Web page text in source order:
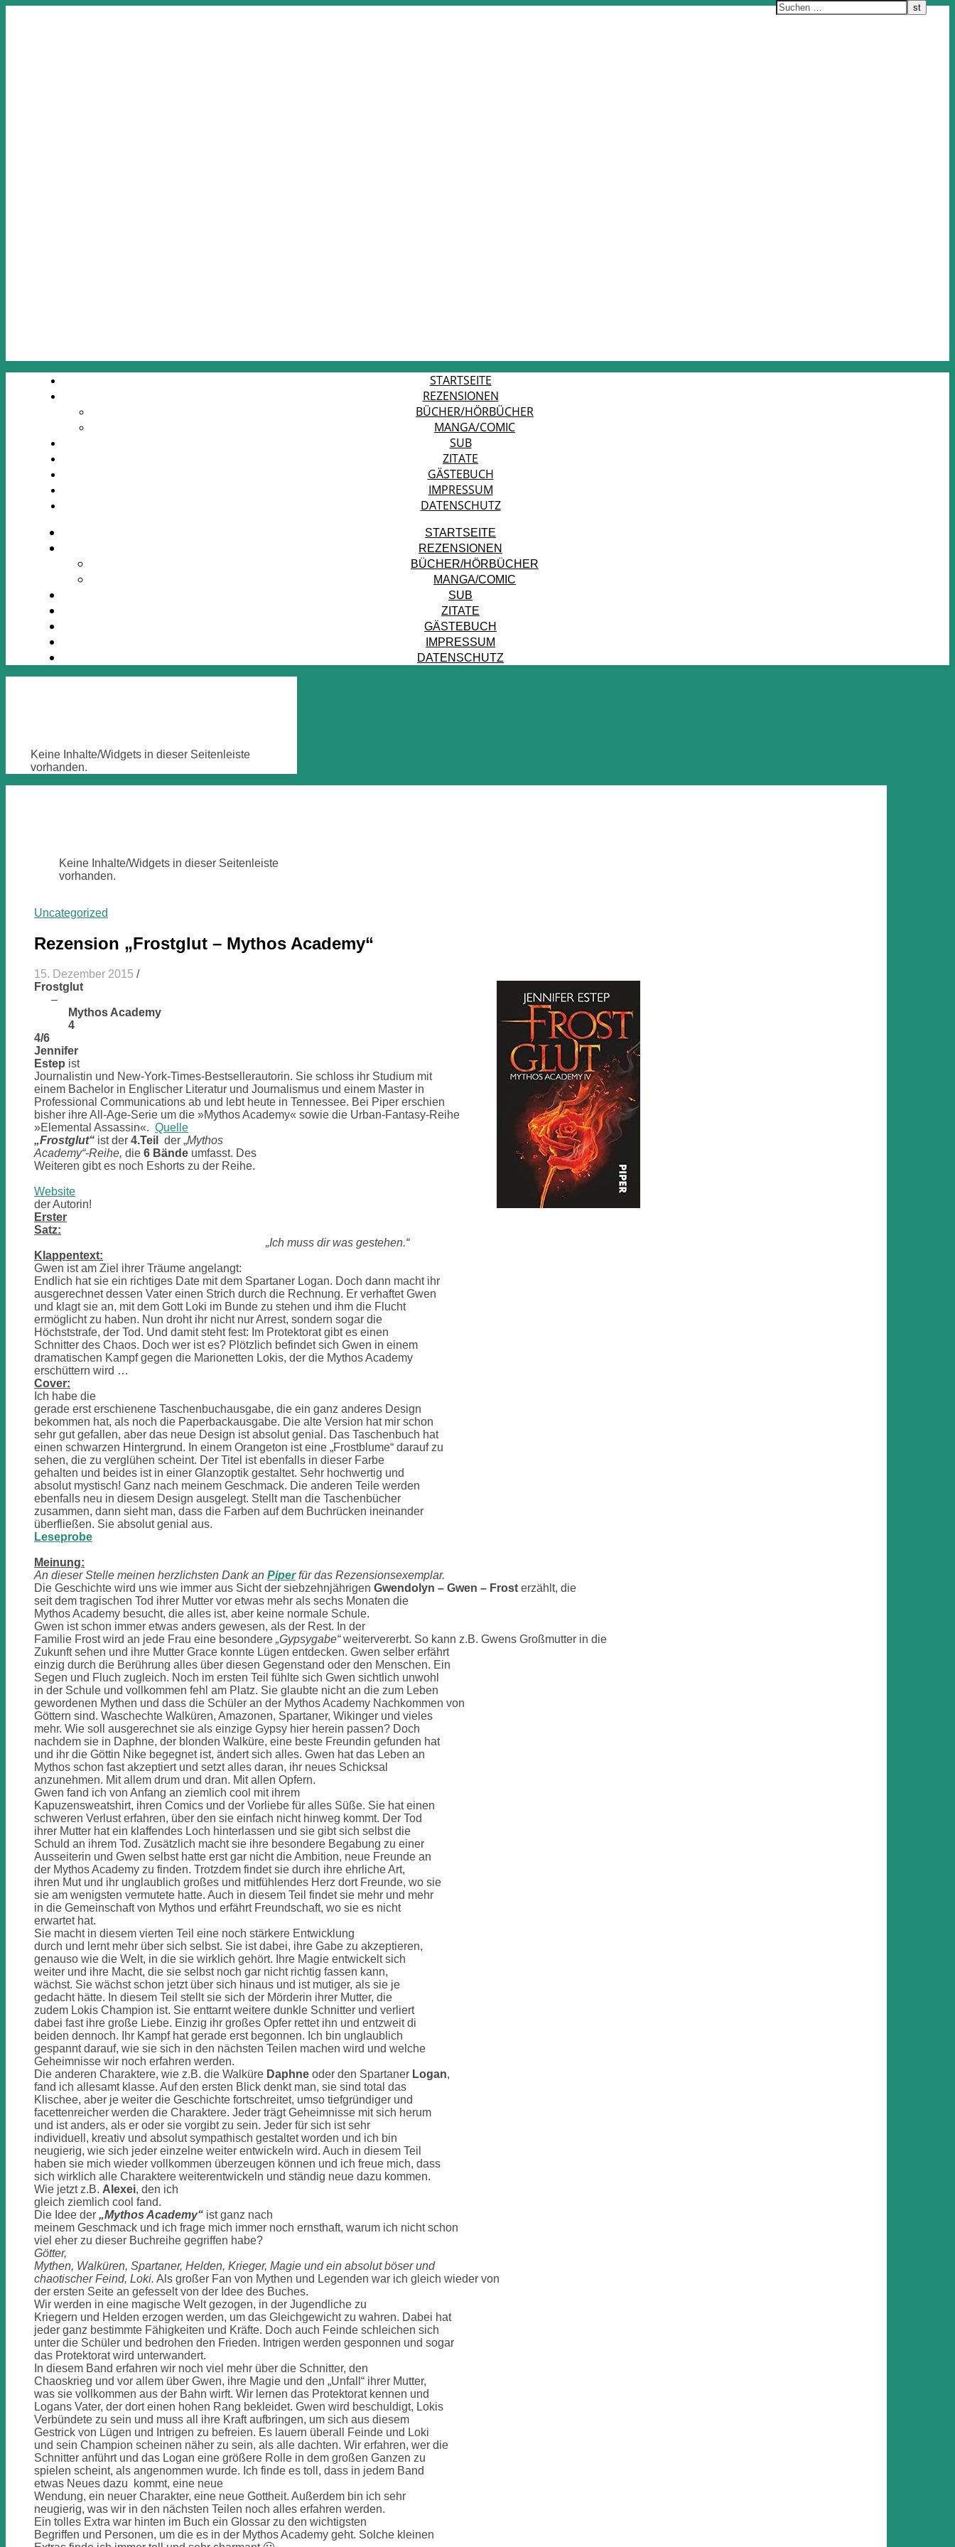
STARTSEITE
REZENSIONEN
BÜCHER/HÖRBÜCHER
MANGA/COMIC
SUB
ZITATE
GÄSTEBUCH
IMPRESSUM
DATENSCHUTZ
STARTSEITE
REZENSIONEN
BÜCHER/HÖRBÜCHER
MANGA/COMIC
SUB
ZITATE
GÄSTEBUCH
IMPRESSUM
DATENSCHUTZ
Keine Inhalte/Widgets in dieser Seitenleiste
vorhanden.
Keine Inhalte/Widgets in dieser Seitenleiste
vorhanden.
Uncategorized
Rezension „Frostglut – Mythos Academy“
15. Dezember 2015 /
Frostglut
–
Mythos Academy
4
4/6
Jennifer
Estep ist
Journalistin und New-York-Times-Bestsellerautorin. Sie schloss ihr Studium mit
einem Bachelor in Englischer Literatur und Journalismus und einem Master in
Professional Communications ab und lebt heute in Tennessee. Bei Piper erschien
bisher ihre All-Age-Serie um die »Mythos Academy« sowie die Urban-Fantasy-Reihe
»Elemental Assassin«. Quelle
„Frostglut“ ist der 4.Teil der „Mythos
Academy“-Reihe, die 6 Bände umfasst. Des
Weiteren gibt es noch Eshorts zu der Reihe.
Website
der Autorin!
Erster
Satz:
„Ich muss dir was gestehen.“
Klappentext:
Gwen ist am Ziel ihrer Träume angelangt:
Endlich hat sie ein richtiges Date mit dem Spartaner Logan. Doch dann macht ihr
ausgerechnet dessen Vater einen Strich durch die Rechnung. Er verhaftet Gwen
und klagt sie an, mit dem Gott Loki im Bunde zu stehen und ihm die Flucht
ermöglicht zu haben. Nun droht ihr nicht nur Arrest, sondern sogar die
Höchststrafe, der Tod. Und damit steht fest: Im Protektorat gibt es einen
Schnitter des Chaos. Doch wer ist es? Plötzlich befindet sich Gwen in einem
dramatischen Kampf gegen die Marionetten Lokis, der die Mythos Academy
erschüttern wird …
Cover:
Ich habe die
gerade erst erschienene Taschenbuchausgabe, die ein ganz anderes Design
bekommen hat, als noch die Paperbackausgabe. Die alte Version hat mir schon
sehr gut gefallen, aber das neue Design ist absolut genial. Das Taschenbuch hat
einen schwarzen Hintergrund. In einem Orangeton ist eine „Frostblume“ darauf zu
sehen, die zu verglühen scheint. Der Titel ist ebenfalls in dieser Farbe
gehalten und beides ist in einer Glanzoptik gestaltet. Sehr hochwertig und
absolut mystisch! Ganz nach meinem Geschmack. Die anderen Teile werden
ebenfalls neu in diesem Design ausgelegt. Stellt man die Taschenbücher
zusammen, dann sieht man, dass die Farben auf dem Buchrücken ineinander
überfließen. Sie absolut genial aus.
Leseprobe
Meinung:
An dieser Stelle meinen herzlichsten Dank an Piperfür das Rezensionsexemplar.
Die Geschichte wird uns wie immer aus Sicht der siebzehnjährigen Gwendolyn – Gwen – Frost erzählt, die
seit dem tragischen Tod ihrer Mutter vor etwas mehr als sechs Monaten die
Mythos Academy besucht, die alles ist, aber keine normale Schule.
Gwen ist schon immer etwas anders gewesen, als der Rest. In der
Familie Frost wird an jede Frau eine besondere „Gypsygabe“weitervererbt. So kann z.B. Gwens Großmutter in die
Zukunft sehen und ihre Mutter Grace konnte Lügen entdecken. Gwen selber erfährt
einzig durch die Berührung alles über diesen Gegenstand oder den Menschen. Ein
Segen und Fluch zugleich. Noch im ersten Teil fühlte sich Gwen sichtlich unwohl
in der Schule und vollkommen fehl am Platz. Sie glaubte nicht an die zum Leben
gewordenen Mythen und dass die Schüler an der Mythos Academy Nachkommen von
Göttern sind. Waschechte Walküren, Amazonen, Spartaner, Wikinger und vieles
mehr. Wie soll ausgerechnet sie als einzige Gypsy hier herein passen? Doch
nachdem sie in Daphne, der blonden Walküre, eine beste Freundin gefunden hat
und ihr die Göttin Nike begegnet ist, ändert sich alles. Gwen hat das Leben an
Mythos schon fast akzeptiert und setzt alles daran, ihr neues Schicksal
anzunehmen. Mit allem drum und dran. Mit allen Opfern.
Gwen fand ich von Anfang an ziemlich cool mit ihrem
Kapuzensweatshirt, ihren Comics und der Vorliebe für alles Süße. Sie hat einen
schweren Verlust erfahren, über den sie einfach nicht hinweg kommt. Der Tod
ihrer Mutter hat ein klaffendes Loch hinterlassen und sie gibt sich selbst die
Schuld an ihrem Tod. Zusätzlich macht sie ihre besondere Begabung zu einer
Ausseiterin und Gwen selbst hatte erst gar nicht die Ambition, neue Freunde an
der Mythos Academy zu finden. Trotzdem findet sie durch ihre ehrliche Art,
ihren Mut und ihr unglaublich großes und mitfühlendes Herz dort Freunde, wo sie
sie am wenigsten vermutete hatte. Auch in diesem Teil findet sie mehr und mehr
in die Gemeinschaft von Mythos und erfährt Freundschaft, wo sie es nicht
erwartet hat.
Sie macht in diesem vierten Teil eine noch stärkere Entwicklung
durch und lernt mehr über sich selbst. Sie ist dabei, ihre Gabe zu akzeptieren,
genauso wie die Welt, in die sie wirklich gehört. Ihre Magie entwickelt sich
weiter und ihre Macht, die sie selbst noch gar nicht richtig fassen kann,
wächst. Sie wächst schon jetzt über sich hinaus und ist mutiger, als sie je
gedacht hätte. In diesem Teil stellt sie sich der Mörderin ihrer Mutter, die
zudem Lokis Champion ist. Sie enttarnt weitere dunkle Schnitter und verliert
dabei fast ihre große Liebe. Einzig ihr großes Opfer rettet ihn und entzweit di
beiden dennoch. Ihr Kampf hat gerade erst begonnen. Ich bin unglaublich
gespannt darauf, wie sie sich in den nächsten Teilen machen wird und welche
Geheimnisse wir noch erfahren werden.
Die anderen Charaktere, wie z.B. die Walküre Daphne oder den Spartaner Logan,
fand ich allesamt klasse. Auf den ersten Blick denkt man, sie sind total das
Klischee, aber je weiter die Geschichte fortschreitet, umso tiefgründiger und
facettenreicher werden die Charaktere. Jeder trägt Geheimnisse mit sich herum
und ist anders, als er oder sie vorgibt zu sein. Jeder für sich ist sehr
individuell, kreativ und absolut sympathisch gestaltet worden und ich bin
neugierig, wie sich jeder einzelne weiter entwickeln wird. Auch in diesem Teil
haben sie mich wieder vollkommen überzeugen können und ich freue mich, dass
sich wirklich alle Charaktere weiterentwickeln und ständig neue dazu kommen.
Wie jetzt z.B. Alexei, den ich
gleich ziemlich cool fand.
Die Idee der „Mythos Academy“ ist ganz nach
meinem Geschmack und ich frage mich immer noch ernsthaft, warum ich nicht schon
viel eher zu dieser Buchreihe gegriffen habe?
Götter,
Mythen, Walküren, Spartaner, Helden, Krieger, Magie und ein absolut böser und
chaotischer Feind, Loki. Als großer Fan von Mythen und Legenden war ich gleich wieder von
der ersten Seite an gefesselt von der Idee des Buches.
Wir werden in eine magische Welt gezogen, in der Jugendliche zu
Kriegern und Helden erzogen werden, um das Gleichgewicht zu wahren. Dabei hat
jeder ganz bestimmte Fähigkeiten und Kräfte. Doch auch Feinde schleichen sich
unter die Schüler und bedrohen den Frieden. Intrigen werden gesponnen und sogar
das Protektorat wird unterwandert.
In diesem Band erfahren wir noch viel mehr über die Schnitter, den
Chaoskrieg und vor allem über Gwen, ihre Magie und den „Unfall“ ihrer Mutter,
was sie vollkommen aus der Bahn wirft. Wir lernen das Protektorat kennen und
Logans Vater, der dort einen hohen Rang bekleidet. Gwen wird beschuldigt, Lokis
Verbündete zu sein und muss all ihre Kraft aufbringen, um sich aus diesem
Gestrick von Lügen und Intrigen zu befreien. Es lauern überall Feinde und Loki
und sein Champion scheinen näher zu sein, als alle dachten. Wir erfahren, wer die
Schnitter anführt und das Logan eine größere Rolle in dem großen Ganzen zu
spielen scheint, als angenommen wurde. Ich finde es toll, dass in jedem Band
etwas Neues dazu kommt, eine neue
Wendung, ein neuer Charakter, eine neue Gottheit. Außerdem bin ich sehr
neugierig, was wir in den nächsten Teilen noch alles erfahren werden.
Ein tolles Extra war hinten im Buch ein Glossar zu den wichtigsten
Begriffen und Personen, um die es in der Mythos Academy geht. Solche kleinen